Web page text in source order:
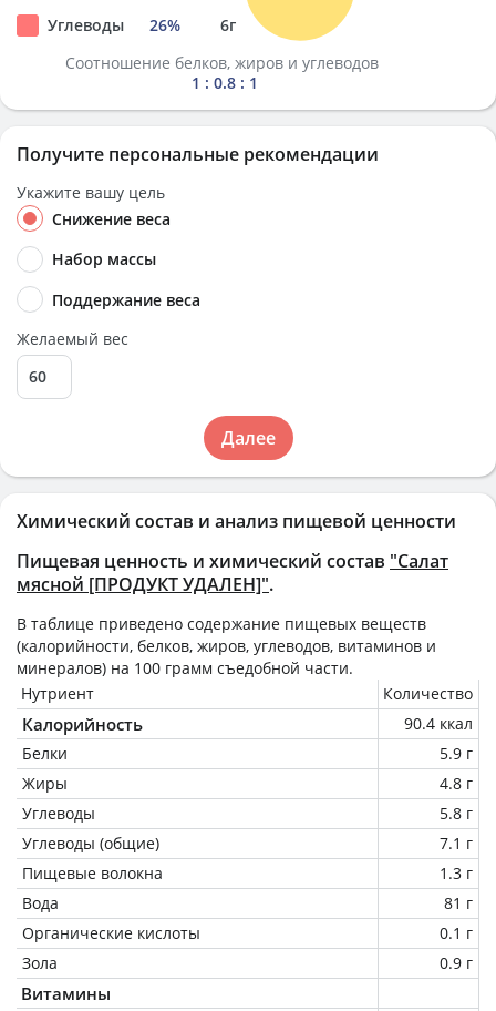
Химический состав и анализ пищевой ценности
Пищевая ценность и химический состав "Салат
мясной [ПРОДУКТ УДАЛЕН]".
В таблице приведено содержание пищевых веществ
(калорийности, белков, жиров, углеводов, витаминов и
минералов) на 100 грамм съедобной части.
Нутриент
Количество
Калорийность
90.4 ккал
Белки
5.9 г
Жиры
4.8 г
Углеводы
5.8 г
Углеводы (общие)
7.1 г
Пищевые волокна
1.3 г
Вода
81 г
Органические кислоты
0.1 г
Зола
0.9 г
Витамины
Углеводы
26% 6г
Соотношение белков, жиров и углеводов
1 : 0.8 : 1
Получите персональные рекомендации
Укажите вашу цель
Снижение веса
Набор массы
Поддержание веса
Желаемый вес
Далее